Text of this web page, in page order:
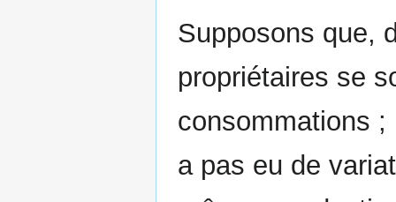
Supposons que,
propriétaires se
consommations ;
a pas eu de